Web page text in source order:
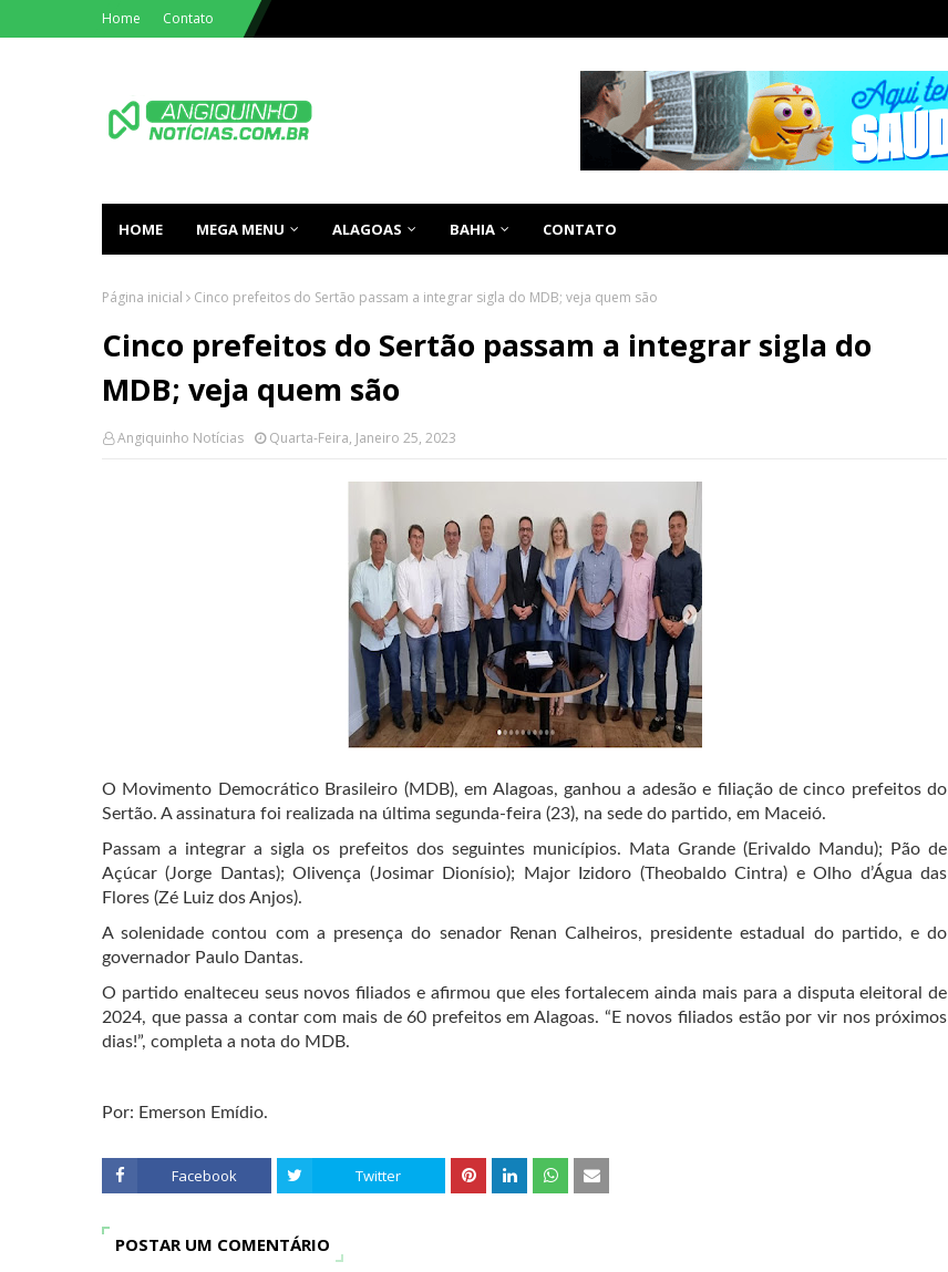
Home Contato
HOME MEGA MENU ALAGOAS BAHIA CONTATO
Página inicial Cinco prefeitos do Sertão passam a integrar sigla do MDB; veja quem são
Cinco prefeitos do Sertão passam a integrar sigla do
MDB; veja quem são
Angiquinho Notícias Quarta-Feira, Janeiro 25, 2023
O Movimento Democrático Brasileiro (MDB), em Alagoas, ganhou a adesão e filiação de cinco prefeitos do
Sertão. A assinatura foi realizada na última segunda-feira (23), na sede do partido, em Maceió.
Passam a integrar a sigla os prefeitos dos seguintes municípios. Mata Grande (Erivaldo Mandu); Pão de
Açúcar (Jorge Dantas); Olivença (Josimar Dionísio); Major Izidoro (Theobaldo Cintra) e Olho d’Água das
Flores (Zé Luiz dos Anjos).
A solenidade contou com a presença do senador Renan Calheiros, presidente estadual do partido, e do
governador Paulo Dantas.
O partido enalteceu seus novos filiados e afirmou que eles fortalecem ainda mais para a disputa eleitoral de
2024, que passa a contar com mais de 60 prefeitos em Alagoas. “E novos filiados estão por vir nos próximos
dias!”, completa a nota do MDB.
Por: Emerson Emídio.
Facebook Twitter
POSTAR UM COMENTÁRIO